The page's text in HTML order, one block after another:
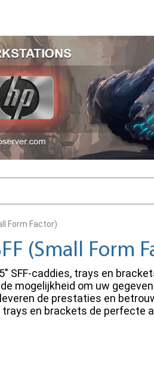
Form Factor)
(Small Form
caddies, trays en
mogelijkheid om uw
de prestaties en
en brackets de perfecte